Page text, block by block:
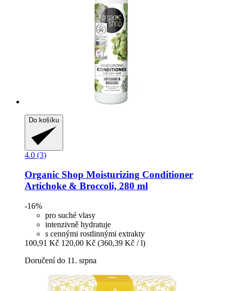
Do košíku
4.0 (3)
Organic Shop Moisturizing Conditioner
Artichoke & Broccoli, 280 ml
-16%
pro suché vlasy
intenzivně hydratuje
s cennými rostlinnými extrakty
100,91 Kč 120,00 Kč (360,39 Kč / l)
Doručení do 11. srpna